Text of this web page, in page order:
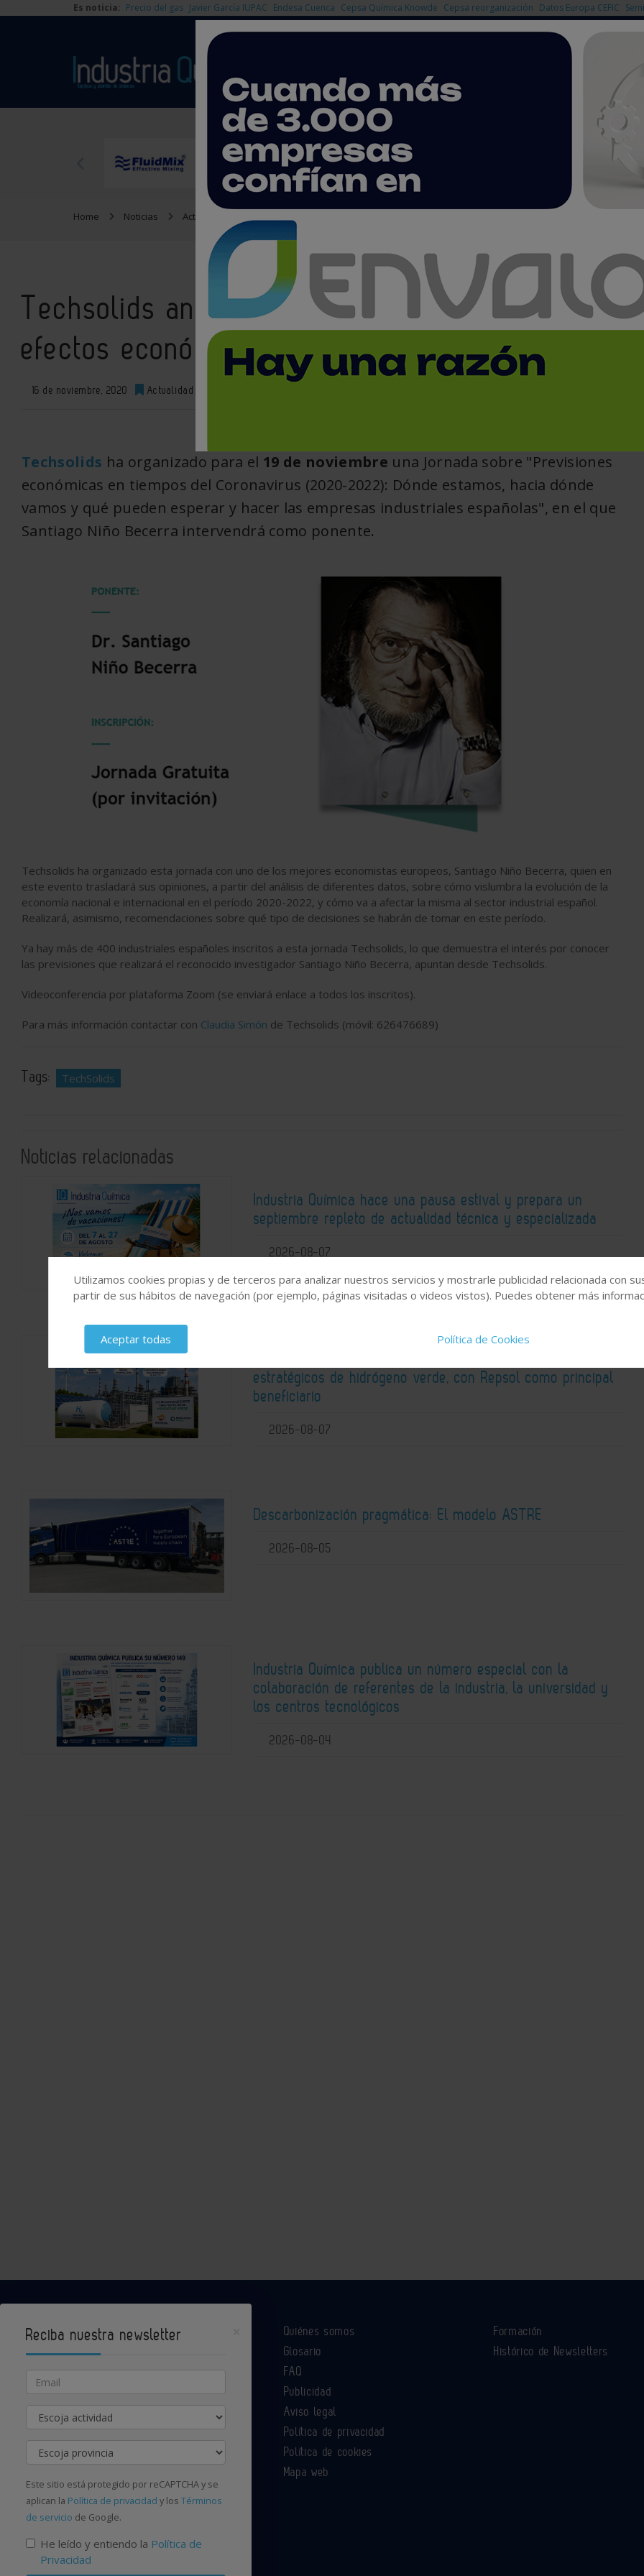
Es noticia: Precio del gas Javier García IUPAC Endesa Cuenca Cepsa Química Knowde Cepsa reorganización Datos Europa CEFIC
Home Noticias Actualidad
Techsolids analiza con Niño Becerra los
efectos económicos de la pandemia
16 de noviembre, 2020 Actualidad
Techsolids ha organizado para el 19 de noviembre una Jornada sobre "Previsiones
económicas en tiempos del Coronavirus (2020-2022): Dónde estamos, hacia dónde
vamos y qué pueden esperar y hacer las empresas industriales españolas", en el que
Santiago Niño Becerra intervendrá como ponente.
Techsolids ha organizado esta jornada con uno de los mejores economistas europeos, Santiago Niño Becerra, quien en
este evento trasladará sus opiniones, a partir del análisis de diferentes datos, sobre cómo vislumbra la evolución de la
economía nacional e internacional en el período 2020-2022, y cómo va a afectar la misma al sector industrial español.
Realizará, asimismo, recomendaciones sobre qué tipo de decisiones se habrán de tomar en este período.
Ya hay más de 400 industriales españoles inscritos a esta jornada Techsolids, lo que demuestra el interés por conocer
las previsiones que realizará el reconocido investigador Santiago Niño Becerra, apuntan desde Techsolids.
Videoconferencia por plataforma Zoom (se enviará enlace a todos los inscritos).
Para más información contactar con Claudia Simón de Techsolids (móvil: 626476689)
Tags: TechSolids
Noticias relacionadas
Industria Química hace una pausa estival y prepara un
septiembre repleto de actualidad técnica y especializada
2026-08-07
estratégicos de hidrógeno verde, con Repsol como principal
beneficiario
2026-08-07
Descarbonización pragmática: El modelo ASTRE
2026-08-05
Industria Química publica un número especial con la
colaboración de referentes de la industria, la universidad y
los centros tecnológicos
2026-08-04
Contacte con nosotros
Quiénes somos
Glosario
FAQ
Publicidad
Aviso legal
Política de privacidad
Política de cookies
Mapa web
Formación
Histórico de Newsletters
Utilizamos cookies propias y de terceros para analizar nuestros servicios y mostrarle publicidad relacionada con
partir de sus hábitos de navegación (por ejemplo, páginas visitadas o videos vistos). Puedes obtener más
Aceptar todas Política de Cookies
Reciba nuestra newsletter
Email
Actividad
Provincia
Este sitio está protegido por reCAPTCHA y se
aplican la Política de privacidad y los Términos
de servicio de Google.
He leído y entiendo la Política de
Privacidad